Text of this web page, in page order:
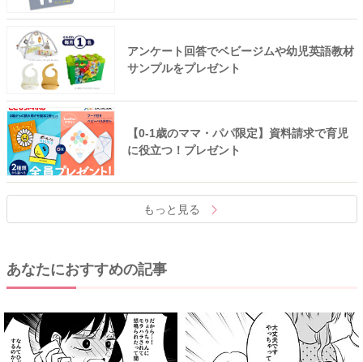
アンケート回答でベビージムや幼児英語教材
サンプルをプレゼント
【0-1歳のママ・パパ限定】資料請求で育児
に役立つ！プレゼント
もっと見る
あなたにおすすめの記事